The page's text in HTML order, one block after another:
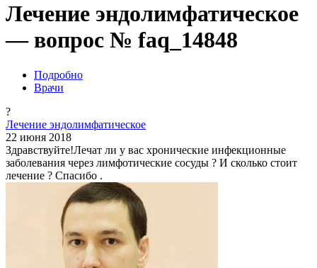
Лечение эндолимфатическое
— вопрос № faq_14848
Подробно
Врачи
?
Лечение эндолимфатическое
22 июня 2018
Здравствуйте!Лечат ли у вас хронические инфекционные
заболевания через лимфотические сосуды ? И сколько стоит
лечение ? Спасибо .